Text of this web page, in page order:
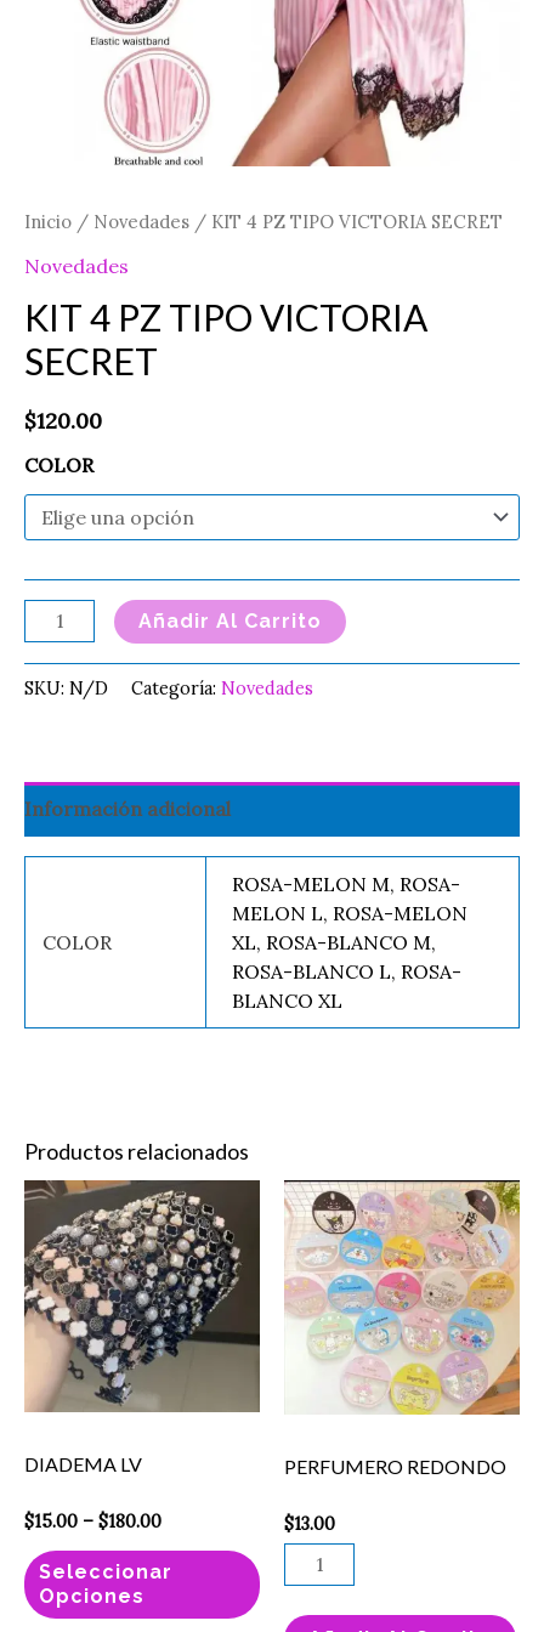
Inicio / Novedades / KIT 4 PZ TIPO VICTORIA SECRET
Novedades
KIT 4 PZ TIPO VICTORIA
SECRET
$120.00
COLOR
Añadir Al Carrito
SKU: N/D Categoría: Novedades
Información adicional
COLOR
ROSA-MELON M, ROSA-
MELON L, ROSA-MELON
XL, ROSA-BLANCO M,
ROSA-BLANCO L, ROSA-
BLANCO XL
Productos relacionados
DIADEMA LV
$15.00 – $180.00
Price
range:
$15.00
through
$180.00
Seleccionar
Opciones
Este
producto
tiene
múltiples
variantes.
opciones
pueden
elegir
la
página
PERFUMERO REDONDO
$13.00
PERFUMERO
REDONDO
cantidad